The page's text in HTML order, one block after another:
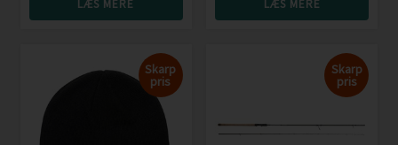
LÆS MERE LÆS MERE
Skarp
pris
Skarp
pris